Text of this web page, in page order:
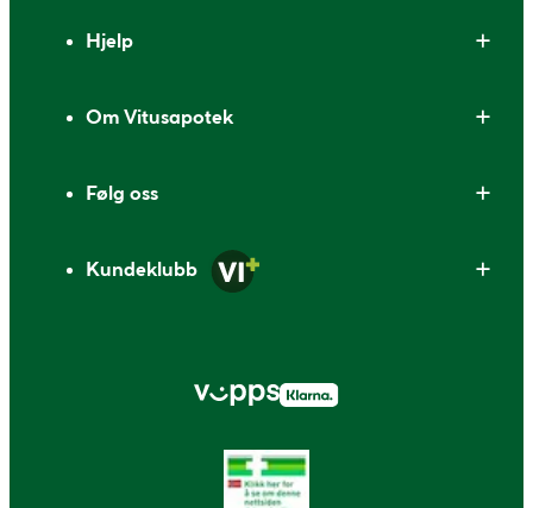
Hjelp
Om Vitusapotek
Følg oss
Kundeklubb